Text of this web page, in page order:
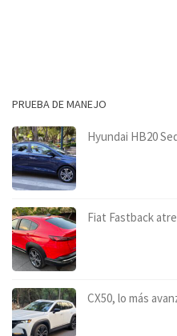
PRUEBA DE MANEJO
Hyundai HB20
Fiat Fastback
CX50, lo más